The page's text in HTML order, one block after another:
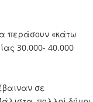
περάσουν «κάτω
30.000- 40.000
σε